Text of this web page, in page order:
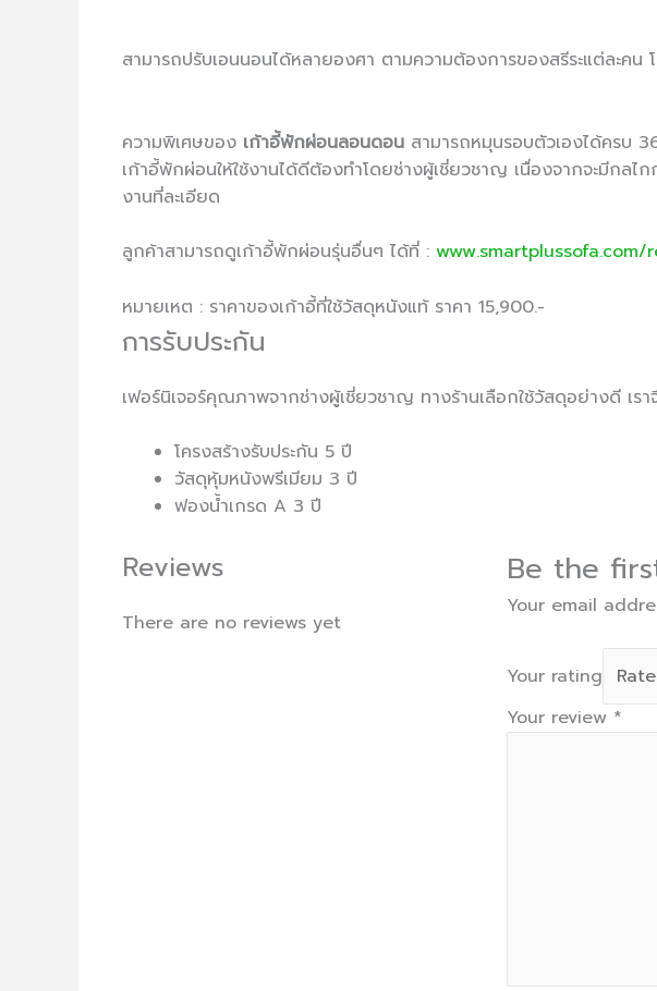
สามารถปรับเอนนอนได้หลายองศา ตามความต้องการของสรีระแต่ละค
ความพิเศษของ เก้าอี้พักผ่อนลอนดอน สามารถหมุนรอบตัวเองได้ครบ
เก้าอี้พักผ่อนให้ใช้งานได้ดีต้องทำโดยช่างผู้เชี่ยวชาญ เนื่องจากจะมีกล
งานที่ละเอียด
ลูกค้าสามารถดูเก้าอี้พักผ่อนรุ่นอื่นๆ ได้ที่ : www.smartplussofa.com/
หมายเหต : ราคาของเก้าอี้ที่ใช้วัสดุหนังแท้ ราคา 15,900.-
การรับประกัน
เฟอร์นิเจอร์คุณภาพจากช่างผู้เชี่ยวชาญ ทางร้านเลือกใช้วัสดุอย่างดี เร
โครงสร้างรับประกัน 5 ปี
วัสดุหุ้มหนังพรีเมียม 3 ปี
ฟองน้ำเกรด A 3 ปี
Reviews
There are no reviews yet
Be the
Your email
Your rating
Your review *